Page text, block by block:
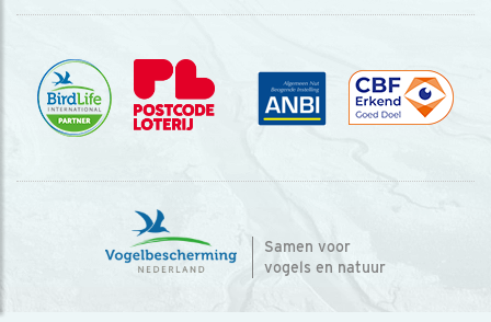
Samen voor
vogels en natuur